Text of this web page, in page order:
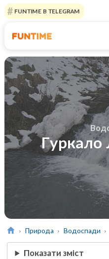
FUNTIME В TELEGRAM
Гуркало
Природа Водоспади
Показати зміст